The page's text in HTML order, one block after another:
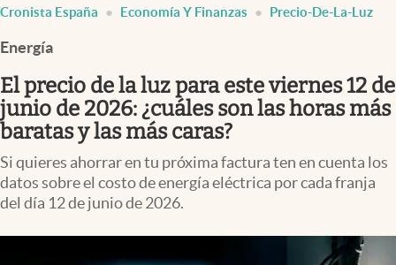
Colombia
España
Cronista España Economía Y Finanzas Precio-De-La-Luz
Energía
El precio de la luz para este viernes 12 de
junio de 2026: ¿cuáles son las horas más
baratas y las más caras?
Si quieres ahorrar en tu próxima factura ten en cuenta los
datos sobre el costo de energía eléctrica por cada franja
del día 12 de junio de 2026.